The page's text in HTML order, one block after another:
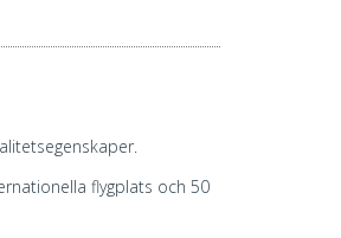
flygplats och 50